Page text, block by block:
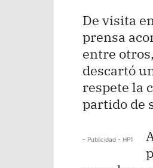
De visita
prensa
entre
descartó
respete la
partido de
- Publicidad - HP1